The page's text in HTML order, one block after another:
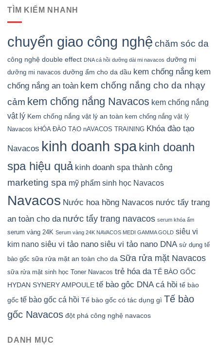
TÌM KIẾM NHANH
chuyển giao công nghệ chăm sóc da
công nghệ double effect DNA cá hồi dưỡng dài mi navacos dưỡng mi
dưỡng mi navacos dưỡng ẩm cho da dầu kem chống nắng kem
chống nắng an toàn kem chống nắng cho da nhạy
cảm kem chống nắng Navacos kem chống nắng
vật lý Kem chống nắng vật lý an toàn kem chống nắng vật lý
Navacos kHÓA ĐÀO TẠO nAVACOS TRAINING Khóa đào tạo
Navacos kinh doanh spa kinh doanh
spa hiệu quả kinh doanh spa thành công
marketing spa mỹ phẩm sinh học Navacos
Navacos Nước hoa hồng Navacos nước tẩy trang
an toàn cho da nước tẩy trang navacos serum khóa ẩm
serum vàng 24K Serum vàng 24K NAVACOS MEDI GAMMA GOLD siêu vi
kim nano siêu vi tảo nano siêu vi tảo nano DNA sử dụng tế
bào gốc sữa rửa mặt an toàn cho da Sữa rửa mặt Navacos
sữa rửa mặt sinh học Toner Navacos trẻ hóa da TẾ BÀO GỐC
HYDAN SYNERY AMPOULE tế bào gôc DNA cá hồi tế bào
gốc tế bào gốc cá hồi Tế bào gốc có tác dụng gì Tế bào
gốc Navacos đột phá công nghệ navacos
DANH MỤC